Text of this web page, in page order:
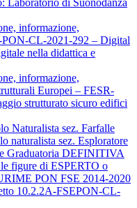
Laboratorio di Suonodanza
informazione,
CL-2021-292 – Digital
nella didattica e
informazione,
Europei – FESR-
strutturato sicuro edifici
Naturalista sez. Farfalle
naturalista sez. Esploratore
Graduatoria DEFINITIVA
figure di ESPERTO o
PON FSE 2014-2020
10.2.2A-FSEPON-CL-